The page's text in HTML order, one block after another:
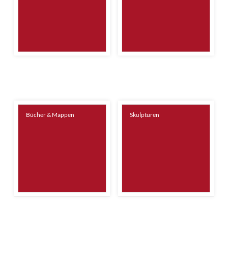
Bücher & Mappen Skulpturen